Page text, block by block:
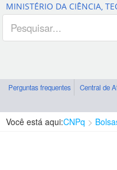
MINISTÉRIO DA CIÊNCIA,
Perguntas frequentes Central de
Você está aqui:CNPq